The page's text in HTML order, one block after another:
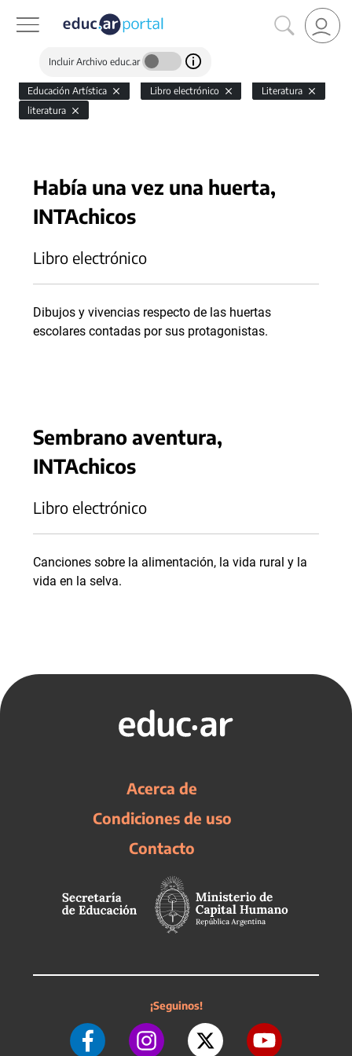
Incluir Archivo educ.ar
Educación Artística Libro electrónico
Literatura
literatura
Había una vez una huerta,
INTAchicos
Libro electrónico
Dibujos y vivencias respecto de las huertas
escolares contadas por sus protagonistas.
Sembrano aventura,
INTAchicos
Libro electrónico
Canciones sobre la alimentación, la vida rural y la
vida en la selva.
Acerca de
Condiciones de uso
Contacto
¡Seguinos!